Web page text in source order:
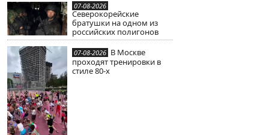
07-08-2026
Северокорейские
братушки на одном из
российских полигонов
07-08-2026 В Москве
проходят тренировки в
стиле 80-х